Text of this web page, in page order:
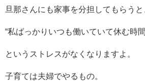
旦那さんにも家事を分担してもらうと
“私ばっかりいつも働いていて休む時
というストレスがなくなりますよ。
子育ては夫婦でやるもの。